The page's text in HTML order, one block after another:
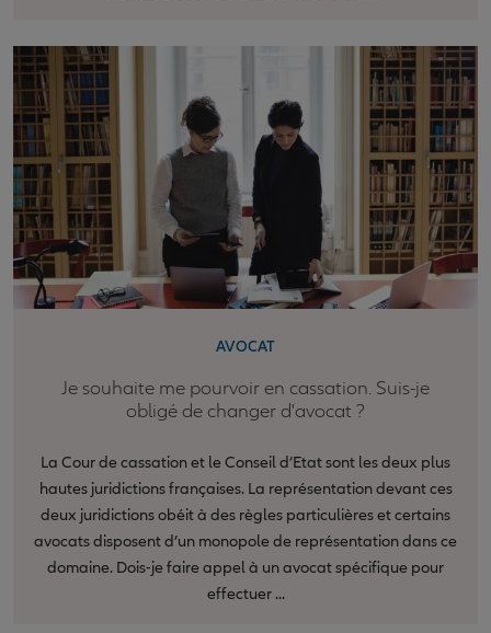
AVOCAT
Je souhaite me pourvoir en cassation. Suis-je
obligé de changer d'avocat ?
La Cour de cassation et le Conseil d’Etat sont les deux plus
hautes juridictions françaises. La représentation devant ces
deux juridictions obéit à des règles particulières et certains
avocats disposent d’un monopole de représentation dans ce
domaine. Dois-je faire appel à un avocat spécifique pour
effectuer ...